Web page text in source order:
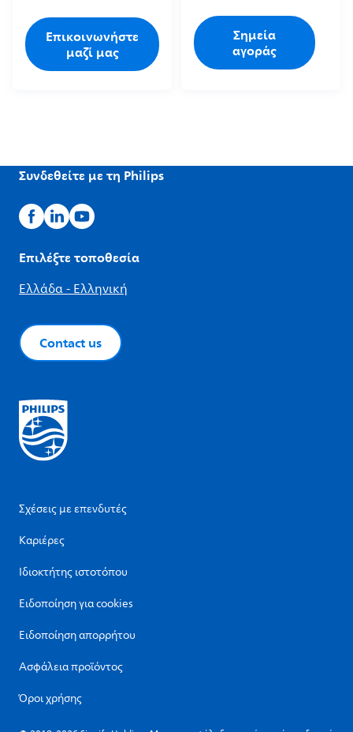
Επικοινωνήστε
μαζί μας
Σημεία
αγοράς
Συνδεθείτε με τη Philips
Επιλέξτε τοποθεσία
Ελλάδα - Ελληνική
Contact us
Σχέσεις με επενδυτές
Καριέρες
Ιδιοκτήτης ιστοτόπου
Ειδοποίηση για cookies
Ειδοποίηση απορρήτου
Ασφάλεια προϊόντος
Όροι χρήσης